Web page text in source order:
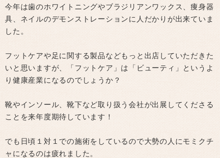
今年は歯のホワイトニングやブラジリアンワックス、痩身器
具、ネイルのデモンストレーションに人だかりが出来ていま
した。
フットケアや足に関する製品などもっと出店していただきた
いと思いますが、「フットケア」は「ビューティ」というよ
り健康産業になるのでしょうか？
靴やインソール、靴下など取り扱う会社が出展してくださる
ことを来年度期待しています！
でも日頃１対１での施術をしているので大勢の人にモミクチ
ャになるのは疲れました。